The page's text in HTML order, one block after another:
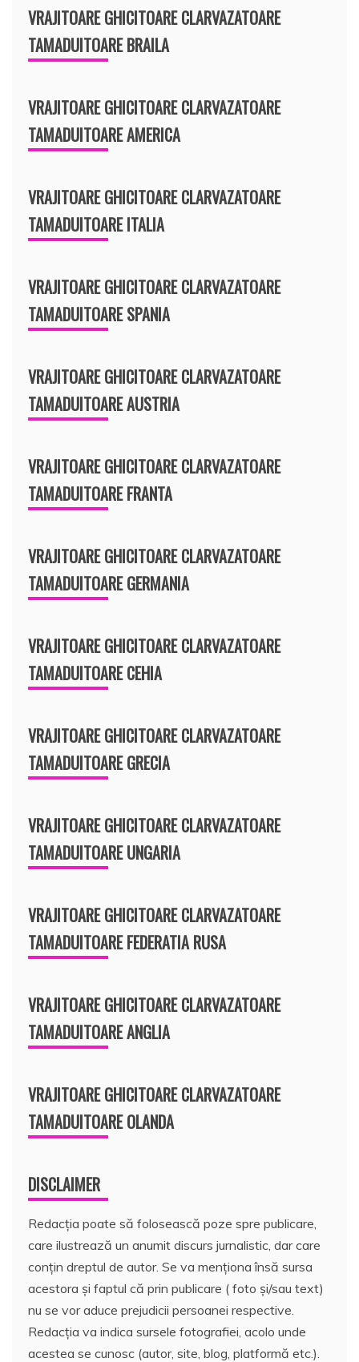
VRAJITOARE GHICITOARE CLARVAZATOARE
TAMADUITOARE BRAILA
VRAJITOARE GHICITOARE CLARVAZATOARE
TAMADUITOARE AMERICA
VRAJITOARE GHICITOARE CLARVAZATOARE
TAMADUITOARE ITALIA
VRAJITOARE GHICITOARE CLARVAZATOARE
TAMADUITOARE SPANIA
VRAJITOARE GHICITOARE CLARVAZATOARE
TAMADUITOARE AUSTRIA
VRAJITOARE GHICITOARE CLARVAZATOARE
TAMADUITOARE FRANTA
VRAJITOARE GHICITOARE CLARVAZATOARE
TAMADUITOARE GERMANIA
VRAJITOARE GHICITOARE CLARVAZATOARE
TAMADUITOARE CEHIA
VRAJITOARE GHICITOARE CLARVAZATOARE
TAMADUITOARE GRECIA
VRAJITOARE GHICITOARE CLARVAZATOARE
TAMADUITOARE UNGARIA
VRAJITOARE GHICITOARE CLARVAZATOARE
TAMADUITOARE FEDERATIA RUSA
VRAJITOARE GHICITOARE CLARVAZATOARE
TAMADUITOARE ANGLIA
VRAJITOARE GHICITOARE CLARVAZATOARE
TAMADUITOARE OLANDA
DISCLAIMER
Redacția poate să folosească poze spre publicare,
care ilustrează un anumit discurs jurnalistic, dar care
conțin dreptul de autor. Se va menționa însă sursa
acestora și faptul că prin publicare ( foto și/sau text)
nu se vor aduce prejudicii persoanei respective.
Redacția va indica sursele fotografiei, acolo unde
acestea se cunosc (autor, site, blog, platformă etc.).